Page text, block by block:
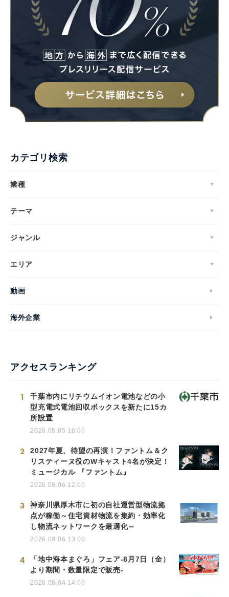
カテゴリ検索
業種
テーマ
ジャンル
エリア
動画
海外企業
アクセスランキング
1
千葉市内にリチウムイオン電池などの小
型充電式電池回収ボックスを新たに15カ
所設置
2026.08.05 16:00
2
2027年夏、待望の再演！ファントム＆ク
リスティーヌ役のWキャスト4名が決定！
ミュージカル 『ファントム』
2026.08.06 12:00
3
神奈川県厚木市に初の自社運営型物流拠
点が稼働～住宅資材物流を集約・効率化
し物流ネットワークを最適化～
2026.08.06 13:00
4
「地中海本まぐろ」フェア-8月7日（金）
より期間・数量限定で販売-
2026.08.04 14:00